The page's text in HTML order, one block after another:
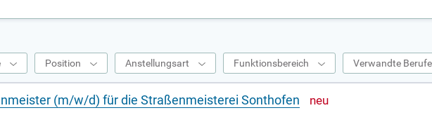
Position Anstellungsart Funktionsbereich Verwandte Berufe
(m/w/d) für die Straßenmeisterei Sonthofen